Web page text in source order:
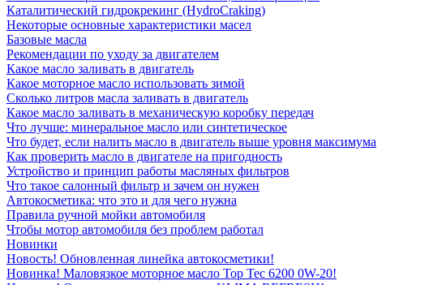
Каталитический гидрокрекинг (НydroСraking)
Некоторые основные характеристики масел
Базовые масла
Рекомендации по уходу за двигателем
Какое масло заливать в двигатель
Какое моторное масло использовать зимой
Сколько литров масла заливать в двигатель
Какое масло заливать в механическую коробку передач
Что лучше: минеральное масло или синтетическое
Что будет, если налить масло в двигатель выше уровня максимума
Как проверить масло в двигателе на пригодность
Устройство и принцип работы масляных фильтров
Что такое салонный фильтр и зачем он нужен
Автокосметика: что это и для чего нужна
Правила ручной мойки автомобиля
Чтобы мотор автомобиля без проблем работал
Новинки
Новость! Обновленная линейка автокосметики!
Новинка! Маловязкое моторное масло Top Tec 6200 0W-20!